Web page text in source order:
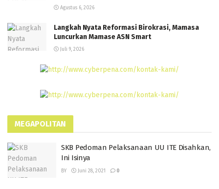
Agustus 6, 2026
Langkah Nyata Reformasi Birokrasi, Mamasa
Luncurkan Mamase ASN Smart
Juli 9, 2026
MEGAPOLITAN
SKB Pedoman Pelaksanaan UU ITE Disahkan,
Ini Isinya
BY Juni 28, 2021 0